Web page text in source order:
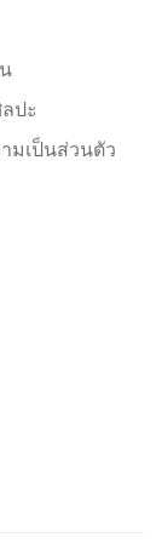
ปะ
มเป็นส่วนตัว